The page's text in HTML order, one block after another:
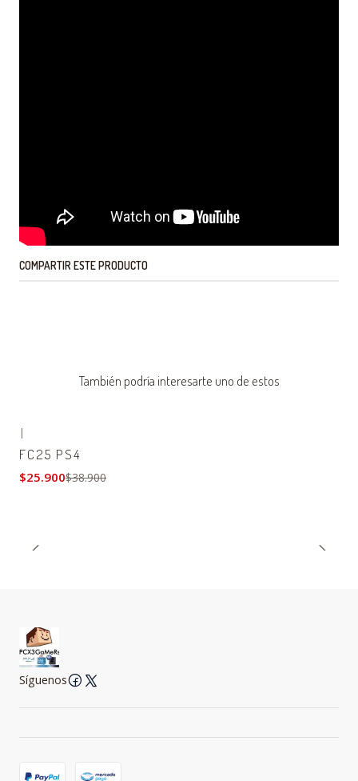
COMPARTIR ESTE PRODUCTO
También podría interesarte uno de estos
|
FC25 PS4
$25.900$38.900
Síguenos